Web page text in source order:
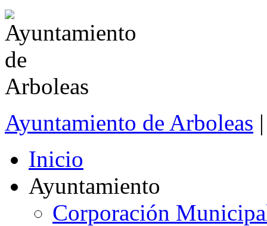
Ayuntamiento de Arboleas
Inicio
Ayuntamiento
Corporación